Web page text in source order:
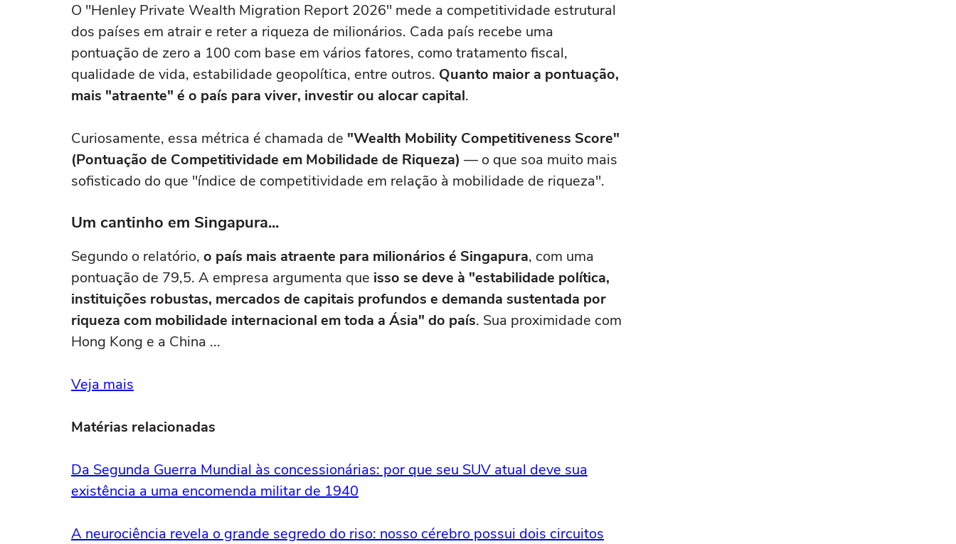
O "Henley Private Wealth Migration Report 2026" mede a competitividade estrutural
dos países em atrair e reter a riqueza de milionários. Cada país recebe uma
pontuação de zero a 100 com base em vários fatores, como tratamento fiscal,
qualidade de vida, estabilidade geopolítica, entre outros. Quanto maior a pontuação,
mais "atraente" é o país para viver, investir ou alocar capital.
Curiosamente, essa métrica é chamada de "Wealth Mobility Competitiveness Score"
(Pontuação de Competitividade em Mobilidade de Riqueza) — o que soa muito mais
sofisticado do que "índice de competitividade em relação à mobilidade de riqueza".
Um cantinho em Singapura...
Segundo o relatório, o país mais atraente para milionários é Singapura, com uma
pontuação de 79,5. A empresa argumenta que isso se deve à "estabilidade política,
instituições robustas, mercados de capitais profundos e demanda sustentada por
riqueza com mobilidade internacional em toda a Ásia" do país. Sua proximidade com
Hong Kong e a China ...
Veja mais
Matérias relacionadas
Da Segunda Guerra Mundial às concessionárias: por que seu SUV atual deve sua
existência a uma encomenda militar de 1940
A neurociência revela o grande segredo do riso: nosso cérebro possui dois circuitos